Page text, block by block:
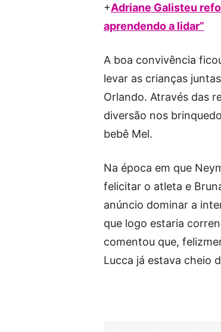
+Adriane Galisteu
aprendendo a lidar”
A boa convivência
levar as crianças
Orlando. Através das
diversão nos
bebê Mel.
Na época em que
felicitar o atleta e
anúncio dominar a
que logo estaria
comentou que,
Lucca já estava cheio